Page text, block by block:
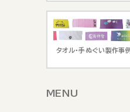
タオル・手ぬぐい製作事例
MENU